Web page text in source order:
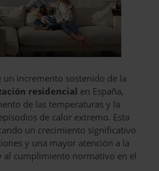
un incremento sostenido de la
residencial en España,
de las temperaturas y la
de calor extremo. Esta
un crecimiento significativo
y una mayor atención a la
al cumplimiento normativo en el